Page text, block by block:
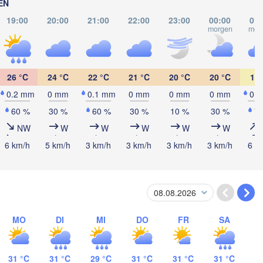
19:00 20:00 21:00 22:00 23:00 00:00
morgen
26 °C
0.2 mm
60 %
NW
6 km/h
24 °C
0 mm
30 %
W
5 km/h
22 °C
0.1 mm
60 %
W
3 km/h
21 °C
0 mm
30 %
W
3 km/h
20 °C
0 mm
10 %
W
3 km/h
20 °C
0 mm
30 %
W
3 km/h
19
6
MO
31 °C
DI
31 °C
MI
29 °C
DO
31 °C
FR
31 °C
SA
31 °C
București
София
Craiova Constanța
Brașov
Galați
Плевен
(Pleven)
Варна
(Varna)
RUMÄNIEN
Tekirdağ
Sakarya
(Thessaloniki)
Çanakkale